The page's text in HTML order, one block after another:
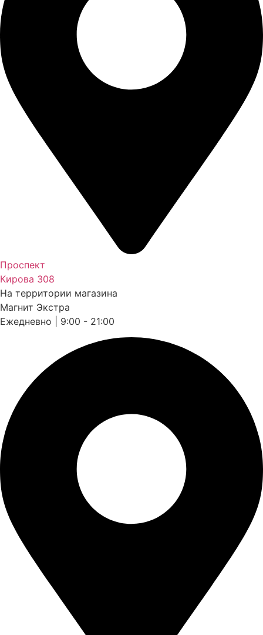
Проспект
Кирова 308
На территории магазина
Магнит Экстра
Ежедневно | 9:00 - 21:00